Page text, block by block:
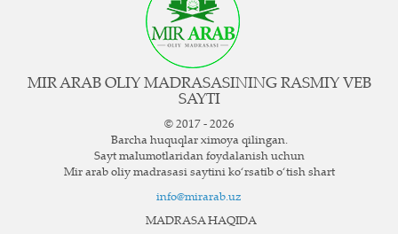
MIR ARAB OLIY MADRASASINING RASMIY VEB
SAYTI
© 2017 - 2026
Barcha huquqlar ximoya qilingan.
Sayt ma`lumotlaridan foydalanish uchun
Mir arab oliy madrasasi saytini ko‘rsatib o‘tish shart
info@mirarab.uz
MADRASA HAQIDA